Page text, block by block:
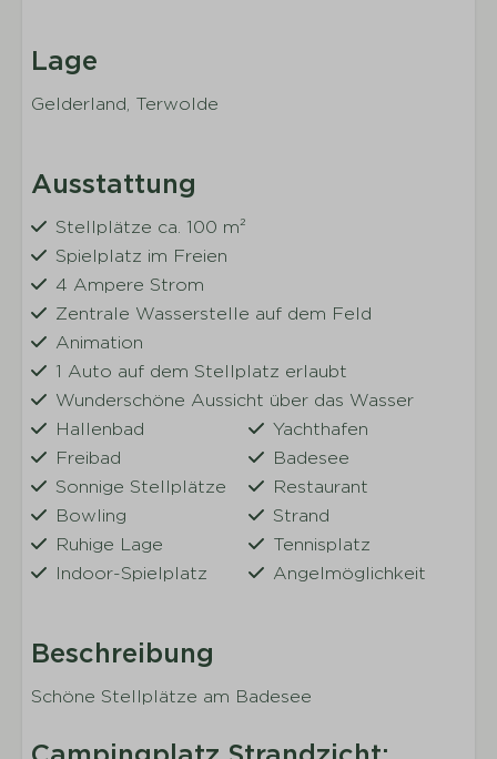
Lage
Gelderland, Terwolde
Ausstattung
Stellplätze ca. 100 m²
Spielplatz im Freien
4 Ampere Strom
Zentrale Wasserstelle auf dem Feld
Animation
1 Auto auf dem Stellplatz erlaubt
Wunderschöne Aussicht über das Wasser
Hallenbad
Freibad
Sonnige Stellplätze
Bowling
Ruhige Lage
Indoor-Spielplatz
Yachthafen
Badesee
Restaurant
Strand
Tennisplatz
Angelmöglichkeit
Beschreibung
Schöne Stellplätze am Badesee